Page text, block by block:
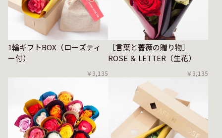
1輪ギフトBOX（ローズティ
ー付）
￥3,135
［言葉と薔薇の贈り物］
ROSE ＆ LETTER（生花）
￥3,135